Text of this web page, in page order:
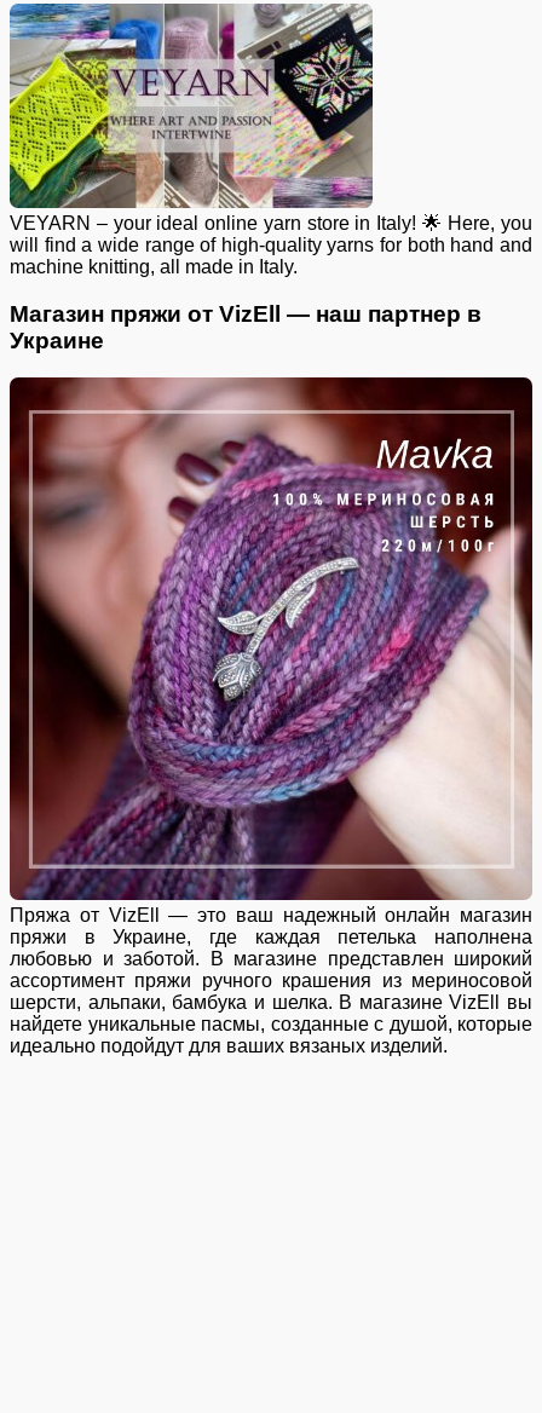
VEYARN – your ideal online yarn store in Italy! 🌟 Here, you
will find a wide range of high-quality yarns for both hand and
machine knitting, all made in Italy.
Магазин пряжи от VizEll — наш партнер в
Украине
Пряжа от VizEll — это ваш надежный онлайн магазин
пряжи в Украине, где каждая петелька наполнена
любовью и заботой. В магазине представлен широкий
ассортимент пряжи ручного крашения из мериносовой
шерсти, альпаки, бамбука и шелка. В магазине VizEll вы
найдете уникальные пасмы, созданные с душой, которые
идеально подойдут для ваших вязаных изделий.